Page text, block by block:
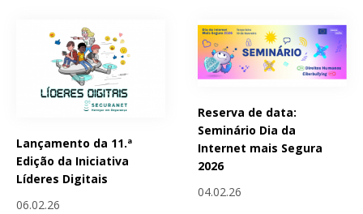
Lançamento da 11.ª
Edição da Iniciativa
Líderes Digitais
06.02.26
Reserva de data:
Seminário Dia da
Internet mais Segura
2026
04.02.26